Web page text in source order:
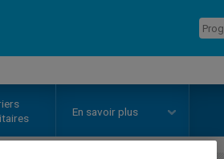
En savoir plus